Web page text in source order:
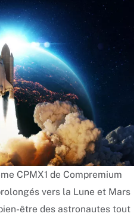
CPMX1 de Compremium
vers la Lune et Mars
être des astronautes tout